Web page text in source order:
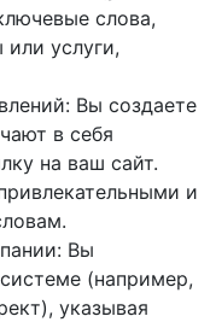
слова,
услуги,
Вы создаете
в себя
на ваш сайт.
и
Вы
(например,
указывая